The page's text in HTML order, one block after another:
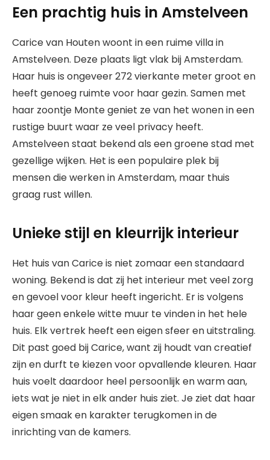
Een prachtig huis in Amstelveen
Carice van Houten woont in een ruime villa in
Amstelveen. Deze plaats ligt vlak bij Amsterdam.
Haar huis is ongeveer 272 vierkante meter groot en
heeft genoeg ruimte voor haar gezin. Samen met
haar zoontje Monte geniet ze van het wonen in een
rustige buurt waar ze veel privacy heeft.
Amstelveen staat bekend als een groene stad met
gezellige wijken. Het is een populaire plek bij
mensen die werken in Amsterdam, maar thuis
graag rust willen.
Unieke stijl en kleurrijk interieur
Het huis van Carice is niet zomaar een standaard
woning. Bekend is dat zij het interieur met veel zorg
en gevoel voor kleur heeft ingericht. Er is volgens
haar geen enkele witte muur te vinden in het hele
huis. Elk vertrek heeft een eigen sfeer en uitstraling.
Dit past goed bij Carice, want zij houdt van creatief
zijn en durft te kiezen voor opvallende kleuren. Haar
huis voelt daardoor heel persoonlijk en warm aan,
iets wat je niet in elk ander huis ziet. Je ziet dat haar
eigen smaak en karakter terugkomen in de
inrichting van de kamers.